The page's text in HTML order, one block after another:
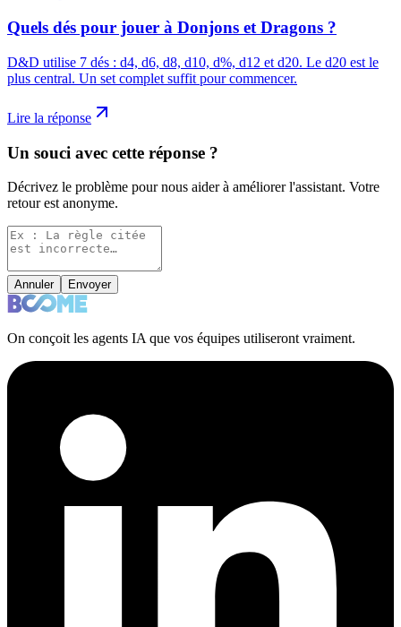
Quels dés pour jouer à Donjons et Dragons ?
D&D utilise 7 dés : d4, d6, d8, d10, d%, d12 et d20. Le d20 est le
plus central. Un set complet suffit pour commencer.
Lire la réponse
Un souci avec cette réponse ?
Décrivez le problème pour nous aider à améliorer l'assistant. Votre
retour est anonyme.
Annuler Envoyer
On conçoit les agents IA que vos équipes utiliseront vraiment.